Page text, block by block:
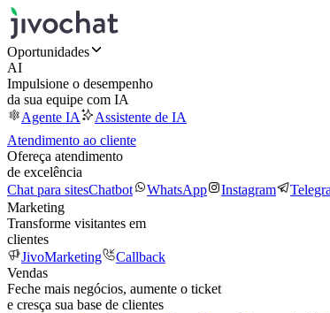
Oportunidades
AI
Impulsione o desempenho
da sua equipe com IA
Agente IA
Assistente de IA
Atendimento ao cliente
Ofereça atendimento
de excelência
Chat para sitesChatbot WhatsApp Instagram
Marketing
Transforme visitantes em
clientes
JivoMarketing
Callback
Vendas
Feche mais negócios, aumente o ticket
e cresça sua base de clientes